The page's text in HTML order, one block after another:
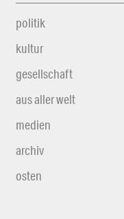
politik
kultur
gesellschaft
aus aller welt
medien
archiv
osten